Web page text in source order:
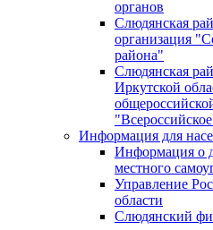
органов
Слюдянская
организация
района"
Слюдянская
Иркутской
Информация для
Информация о
местного
Управление
области
Слюдянский